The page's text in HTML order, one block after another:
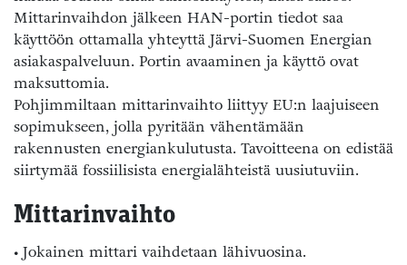
Mittarinvaihdon jälkeen HAN-portin tiedot saa
käyttöön ottamalla yhteyttä Järvi-Suomen Energian
asiakaspalveluun. Portin avaaminen ja käyttö ovat
maksuttomia.
Pohjimmiltaan mittarinvaihto liittyy EU:n laajuiseen
sopimukseen, jolla pyritään vähentämään
rakennusten energiankulutusta. Tavoitteena on edistää
siirtymää fossiilisista energialähteistä uusiutuviin.
Mittarinvaihto
• Jokainen mittari vaihdetaan lähivuosina.